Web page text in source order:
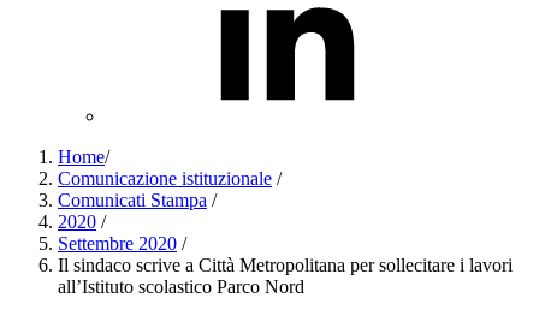
Home/
Comunicazione istituzionale /
Comunicati Stampa /
2020 /
Settembre 2020 /
Il sindaco scrive a Città Metropolitana per sollecitare i lavori
all’Istituto scolastico Parco Nord